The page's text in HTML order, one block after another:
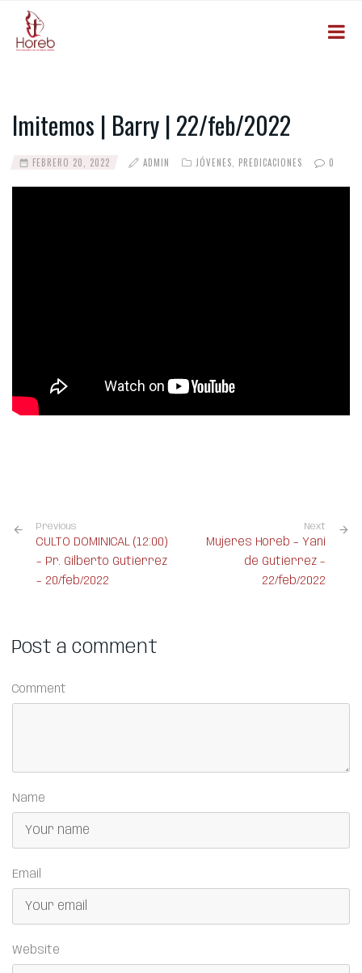
Imitemos | Barry | 22/feb/2022
FEBRERO 20, 2022 ADMIN JÓVENES PREDICACIONES 0
Previous
CULTO DOMINICAL (12:00)
– Pr. Gilberto Gutiérrez
– 20/feb/2022
Next
Mujeres Horeb – Yani
de Gutiérrez –
22/feb/2022
Post a comment
Comment
Name
Email
Website